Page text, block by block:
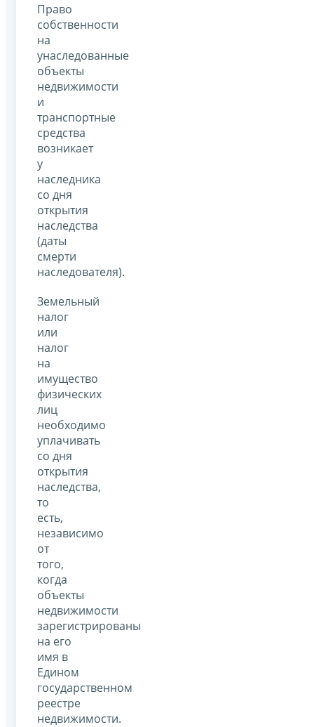
Право
собственности
на
унаследованные
объекты
недвижимости
и
транспортные
средства
возникает
у
наследника
со дня
открытия
наследства
(даты
смерти
наследователя).
Земельный
налог
или
налог
на
имущество
физических
лиц
необходимо
уплачивать
со дня
открытия
наследства,
то
есть,
независимо
от
того,
когда
объекты
недвижимости
зарегистрированы
на его
имя в
Едином
государственном
реестре
недвижимости.